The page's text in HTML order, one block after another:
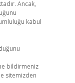
Ancak,
kabul
bildirmeniz
sitemizden